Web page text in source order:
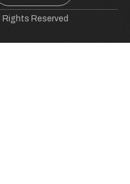
Rights Reserved